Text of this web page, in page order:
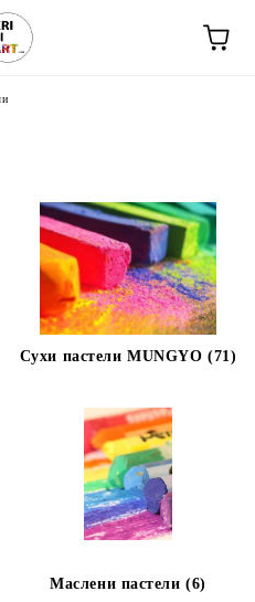
Сухи пастели MUNGYO (71)
Маслени пастели (6)